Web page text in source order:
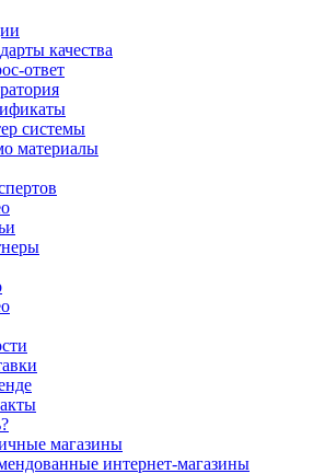
качества
ответ
системы
материалы
магазины
интернет-магазины